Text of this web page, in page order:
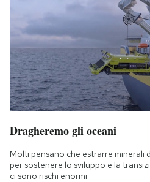
Dragheremo gli oceani
Molti pensano che estrarre minerali
per sostenere lo sviluppo e la
ci sono rischi enormi